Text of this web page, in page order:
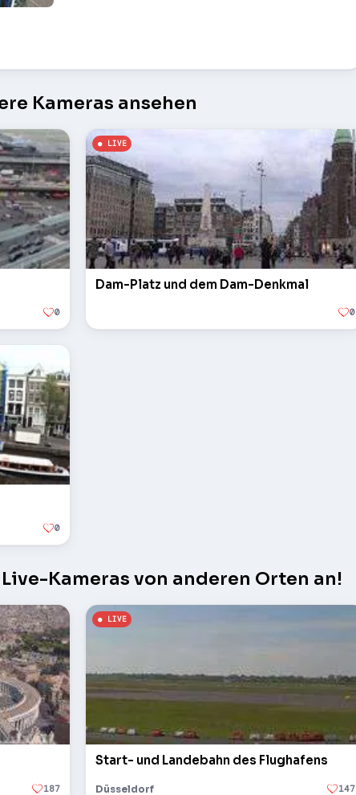
Kameras ansehen
0
Dam-Platz und dem Dam-Denkmal
0
0
Kameras von anderen Orten an!
187
Start- und Landebahn des Flughafens
Düsseldorf 147